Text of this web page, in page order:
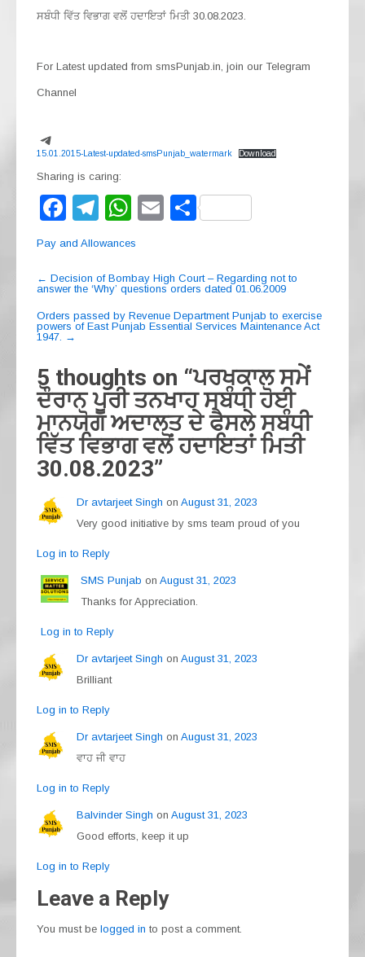
ਸਬੰਧੀ ਵਿੱਤ ਵਿਭਾਗ ਵਲੋਂ ਹਦਾਇਤਾਂ ਮਿਤੀ 30.08.2023.
For Latest updated from smsPunjab.in, join our Telegram
Channel
Telegram
15.01.2015-Latest-updated-smsPunjab_watermark Download
Sharing is caring:
F
a
e
b
o
o
k
T
el
gr
a
m
W
h
s
A
p
p
E S
e
Pay and Allowances
Post
navigation
← Decision of Bombay High Court – Regarding not to
answer the ‘Why’ questions orders dated 01.06.2009
Orders passed by Revenue Department Punjab to exercise
powers of East Punjab Essential Services Maintenance Act
1947. →
5 thoughts on “ਪਰਖਕਾਲ ਸਮੇਂ
ਦੌਰਾਨ ਪੂਰੀ ਤਨਖਾਹ ਸਬੰਧੀ ਹੋਈ
ਮਾਨਯੋਗ ਅਦਾਲਤ ਦੇ ਫੈਸਲੇ ਸਬੰਧੀ
ਵਿੱਤ ਵਿਭਾਗ ਵਲੋਂ ਹਦਾਇਤਾਂ ਮਿਤੀ
30.08.2023”
Dr avtarjeet Singh on August 31, 2023
Very good initiative by sms team proud of you
Log in to Reply
SMS Punjab on August 31, 2023
Thanks for Appreciation.
Log in to Reply
Dr avtarjeet Singh on August 31, 2023
Brilliant
Log in to Reply
Dr avtarjeet Singh on August 31, 2023
ਵਾਹ ਜੀ ਵਾਹ
Log in to Reply
Balvinder Singh on August 31, 2023
Good efforts, keep it up
Log in to Reply
Leave a Reply
You must be logged in to post a comment.